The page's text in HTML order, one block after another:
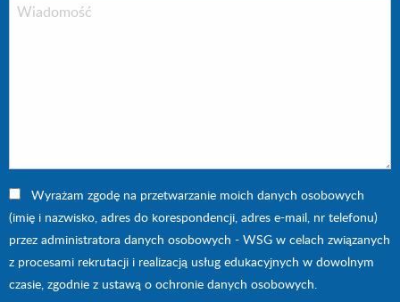
Wyrażam zgodę na przetwarzanie moich danych osobowych
(imię i nazwisko, adres do korespondencji, adres e-mail, nr telefonu)
przez administratora danych osobowych - WSG w celach związanych
z procesami rekrutacji i realizacją usług edukacyjnych w dowolnym
czasie, zgodnie z ustawą o ochronie danych osobowych.